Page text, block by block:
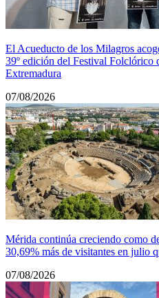
El Acueducto de los Milagros
39º edición del Festival Folclórico
Extremadura
07/08/2026
Mérida continúa creciendo como
30,69% más de visitantes en julio
07/08/2026